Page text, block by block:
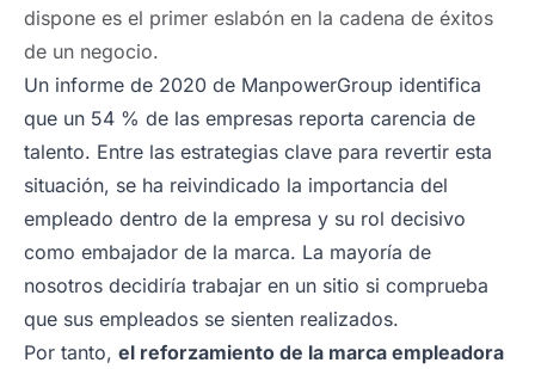
dispone es el primer eslabón en la cadena de éxitos
de un negocio.
Un informe de 2020 de ManpowerGroup identifica
que un 54 % de las empresas reporta carencia de
talento. Entre las estrategias clave para revertir esta
situación, se ha reivindicado la importancia del
empleado dentro de la empresa y su rol decisivo
como embajador de la marca. La mayoría de
nosotros decidiría trabajar en un sitio si comprueba
que sus empleados se sienten realizados.
Por tanto, el reforzamiento de la marca empleadora